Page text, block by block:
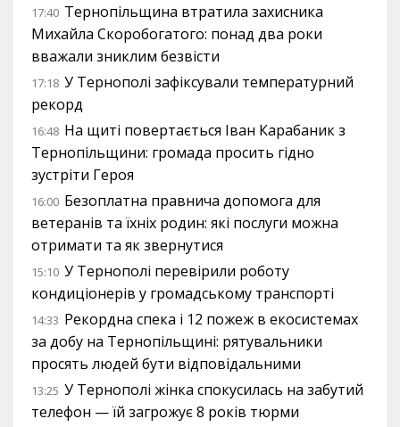
17:40 Тернопільщина втратила захисника
Михайла Скоробогатого: понад два роки
вважали зниклим безвісти
17:18 У Тернополі зафіксували температурний
рекорд
16:48 На щиті повертається Іван Карабаник з
Тернопільщини: громада просить гідно
зустріти Героя
16:00 Безоплатна правнича допомога для
ветеранів та їхніх родин: які послуги можна
отримати та як звернутися
15:10 У Тернополі перевірили роботу
кондиціонерів у громадському транспорті
14:33 Рекордна спека і 12 пожеж в екосистемах
за добу на Тернопільщині: рятувальники
просять людей бути відповідальними
13:25 У Тернополі жінка спокусилась на забутий
телефон — їй загрожує 8 років тюрми